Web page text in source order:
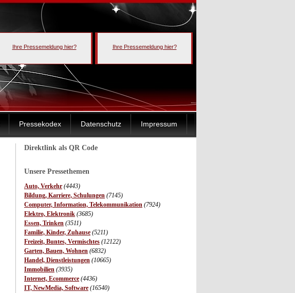
Ihre Pressemeldung hier? Ihre Pressemeldung hier?
Pressekodex Datenschutz Impressum
Direktlink als QR Code
Unsere Pressethemen
Auto, Verkehr (4443)
Bildung, Karriere, Schulungen (7145)
Computer, Information, Telekommunikation (7924)
Elektro, Elektronik (3685)
Essen, Trinken (3511)
Familie, Kinder, Zuhause (5211)
Freizeit, Buntes, Vermischtes (12122)
Garten, Bauen, Wohnen (6832)
Handel, Dienstleistungen (10665)
Immobilien (3935)
Internet, Ecommerce (4436)
IT, NewMedia, Software (16540)